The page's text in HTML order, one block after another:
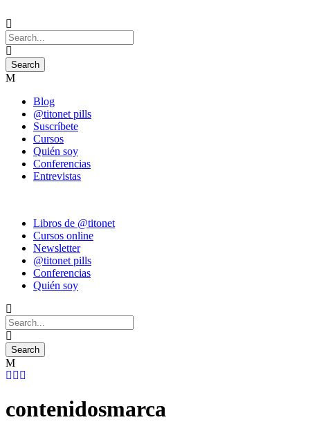
Blog
@titonet pills
Suscríbete
Cursos
Quién soy
Conferencias
Entrevistas
Libros de @titonet
Cursos online
Newsletter
@titonet pills
Conferencias
Quién soy
contenidosmarca